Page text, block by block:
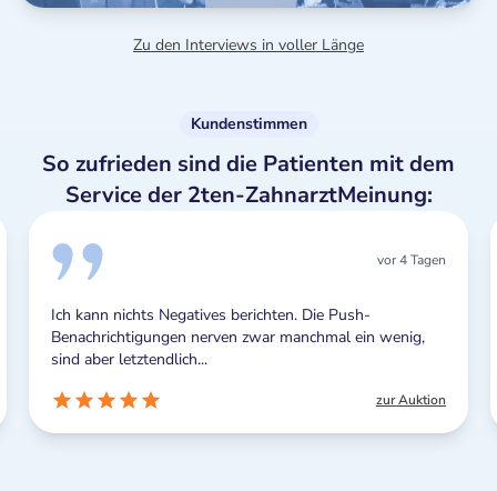
Zu den Interviews in voller Länge
Kundenstimmen
So zufrieden sind die Patienten mit dem
Service der 2ten-ZahnarztMeinung:
vor 4 Tagen
Ich kann nichts Negatives berichten. Die Push-
Benachrichtigungen nerven zwar manchmal ein wenig,
sind aber letztendlich...
zur Auktion